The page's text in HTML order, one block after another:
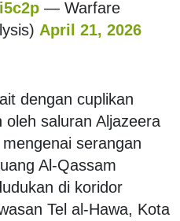
— Warfare
April 21, 2026
dengan cuplikan
saluran Aljazeera
serangan
Al-Qassam
di koridor
Tel al-Hawa, Kota